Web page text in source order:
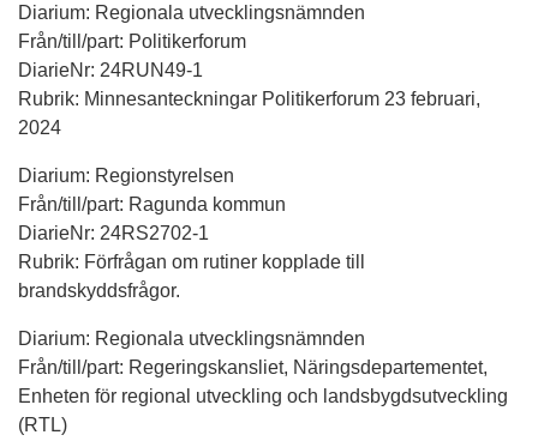
Diarium: Regionala utvecklingsnämnden
Från/till/part: Politikerforum
DiarieNr: 24RUN49-1
Rubrik: Minnesanteckningar Politikerforum 23 februari,
2024
Diarium: Regionstyrelsen
Från/till/part: Ragunda kommun
DiarieNr: 24RS2702-1
Rubrik: Förfrågan om rutiner kopplade till
brandskyddsfrågor.
Diarium: Regionala utvecklingsnämnden
Från/till/part: Regeringskansliet, Näringsdepartementet,
Enheten för regional utveckling och landsbygdsutveckling
(RTL)